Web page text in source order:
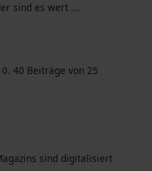
sind es wert ...
40 Beiträge von 25
sind digitalisiert